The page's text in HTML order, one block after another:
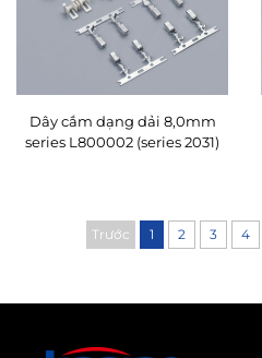
Dây cắm dạng dải 8,0mm
series L800002 (series 2031)
Trước 1 2 3 4